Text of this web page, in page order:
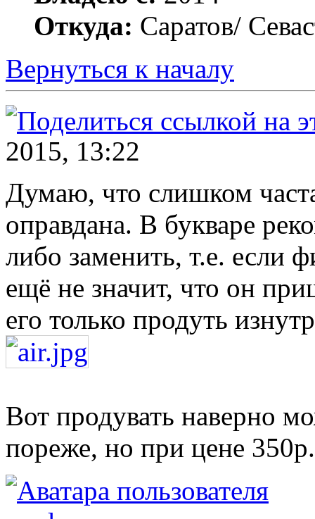
Откуда: Саратов/
Вернуться к началу
2015, 13:22
Думаю, что слишком
оправдана. В букваре
либо заменить, т.е. если
ещё не значит, что он
его только продуть
Вот продувать наверно
пореже, но при цене